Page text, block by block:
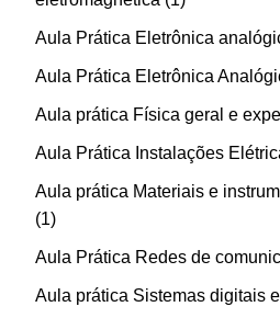
Aula Prática Eletrônica
Aula Prática Eletrônica
Aula prática Física geral e
Aula Prática Instalações
Aula prática Materiais e
1
Aula Prática Redes de
Aula prática Sistemas digitais